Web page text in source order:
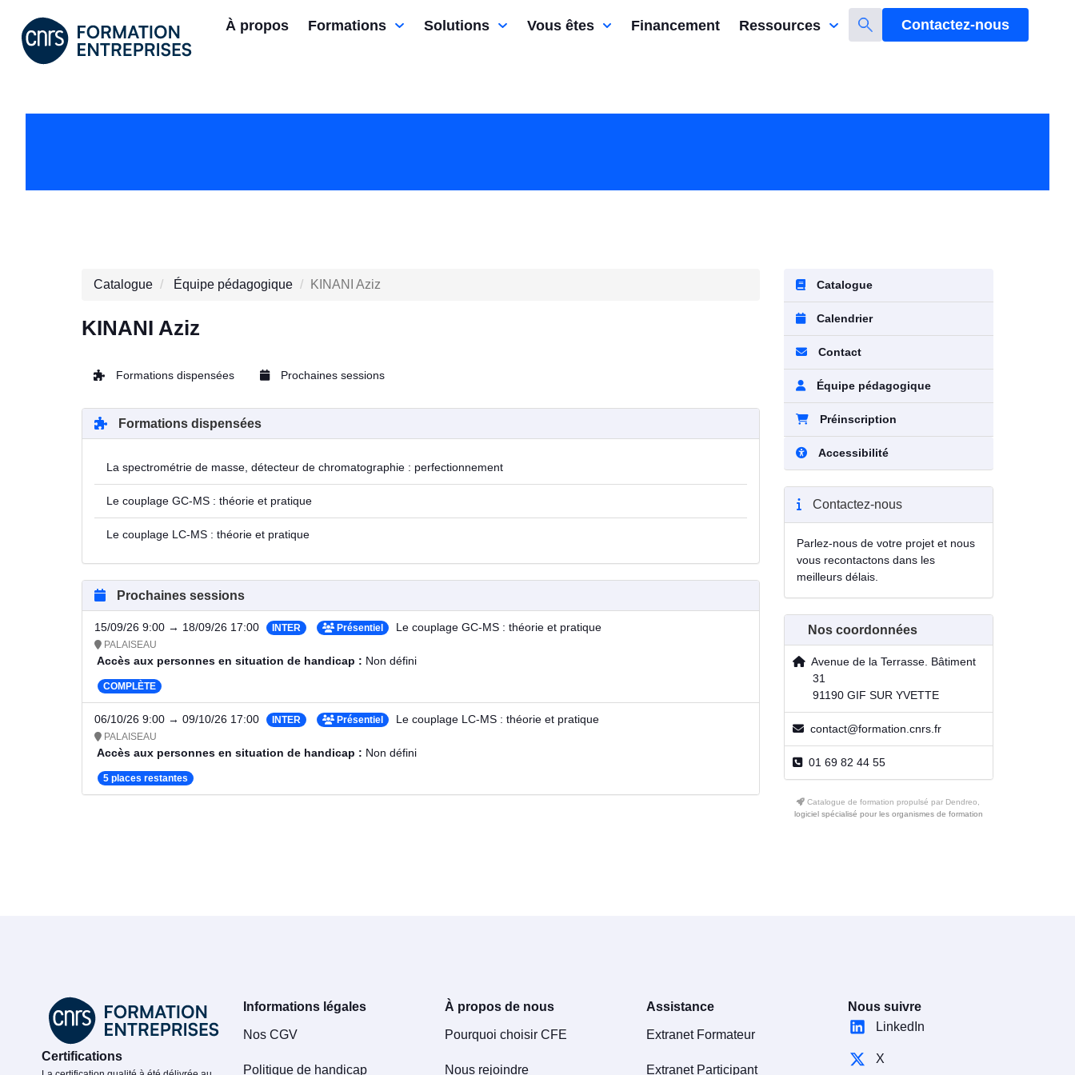
À propos Formations Solutions Vous êtes Financement Ressources Contactez-nous
Catalogue Équipe pédagogique KINANI Aziz
KINANI Aziz
Formations dispensées Prochaines sessions
Formations dispensées
La spectrométrie de masse, détecteur de chromatographie : perfectionnement
Le couplage GC-MS : théorie et pratique
Le couplage LC-MS : théorie et pratique
Prochaines sessions
15/09/26 9:00 → 18/09/26 17:00 INTER Présentiel Le couplage GC-MS : théorie et pratique
PALAISEAU
Accès aux personnes en situation de handicap : Non défini
COMPLÈTE
06/10/26 9:00 → 09/10/26 17:00 INTER Présentiel Le couplage LC-MS : théorie et pratique
PALAISEAU
Accès aux personnes en situation de handicap : Non défini
5 places restantes
Catalogue
Calendrier
Contact
Équipe pédagogique
Préinscription
Accessibilité
Contactez-nous
Parlez-nous de votre projet et nous
vous recontactons dans les
meilleurs délais.
Nos coordonnées
Avenue de la Terrasse. Bâtiment
31
91190 GIF SUR YVETTE
contact@formation.cnrs.fr
01 69 82 44 55
Catalogue de formation propulsé par Dendreo,
logiciel spécialisé pour les organismes de formation
Certifications
Informations légales
Nos CGV
Politique de handicap
À propos de nous
Pourquoi choisir CFE
Nous rejoindre
Assistance
Extranet Formateur
Extranet Participant
Nous suivre
LinkedIn
X